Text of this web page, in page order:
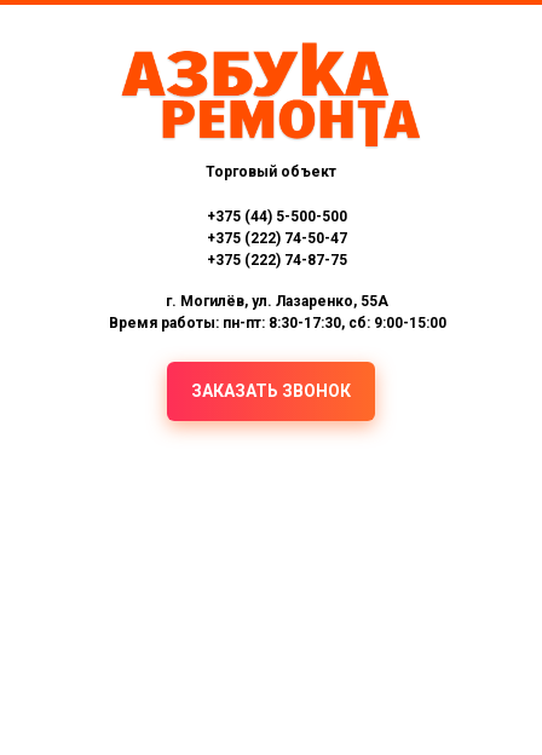
Торговый объект
+375 (44) 5-500-500
+375 (222) 74-50-47
+375 (222) 74-87-75
г. Могилёв, ул. Лазаренко, 55А
Время работы: пн-пт: 8:30-17:30, сб: 9:00-15:00
ЗАКАЗАТЬ ЗВОНОК